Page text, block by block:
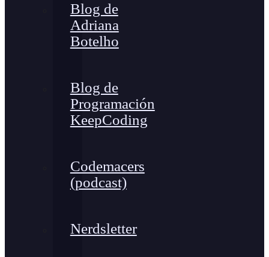
Blog de
Adriana
Botelho
Blog de
Programación
KeepCoding
Codemacers
(podcast)
Nerdsletter